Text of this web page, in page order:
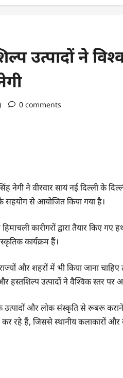
उत्पादों ने
0 comments
नेगी ने वीरवार सायं नई दिल्ली के
सहयोग से आयोजित किया गया है।
कारीगरों द्वारा तैयार किए गए
कार्यक्रम हैं।
और शहरों में भी किया जाना
हस्तशिल्प उत्पादों ने वैश्विक स्तर पर
उत्पादों और लोक संस्कृति से रूबरू
रहे हैं, जिससे स्थानीय कलाकारों और